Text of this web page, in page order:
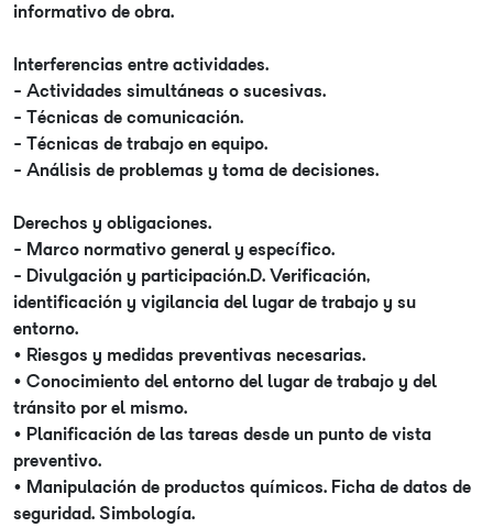
informativo de obra.
Interferencias entre actividades.
- Actividades simultáneas o sucesivas.
- Técnicas de comunicación.
- Técnicas de trabajo en equipo.
- Análisis de problemas y toma de decisiones.
Derechos y obligaciones.
- Marco normativo general y específico.
- Divulgación y participación.D. Verificación,
identificación y vigilancia del lugar de trabajo y su
entorno.
• Riesgos y medidas preventivas necesarias.
• Conocimiento del entorno del lugar de trabajo y del
tránsito por el mismo.
• Planificación de las tareas desde un punto de vista
preventivo.
• Manipulación de productos químicos. Ficha de datos de
seguridad. Simbología.